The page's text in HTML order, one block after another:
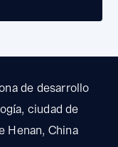
de desarrollo
ciudad de
Henan, China